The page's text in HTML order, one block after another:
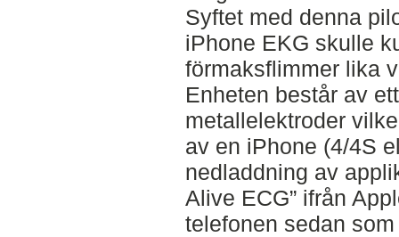
Syftet med denna
iPhone EKG skulle
förmaksflimmer lika
Enheten består av
metallelektroder
av en iPhone (4/4S
nedladdning av
Alive ECG” ifrån
telefonen sedan